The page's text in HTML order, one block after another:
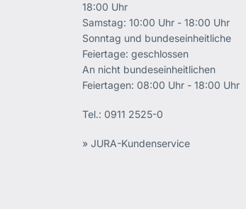
18:00 Uhr
Samstag: 10:00 Uhr - 18:00 Uhr
Sonntag und bundeseinheitliche
Feiertage: geschlossen
An nicht bundeseinheitlichen
Feiertagen: 08:00 Uhr - 18:00 Uhr
Tel.: 0911 2525-0
» JURA-Kundenservice